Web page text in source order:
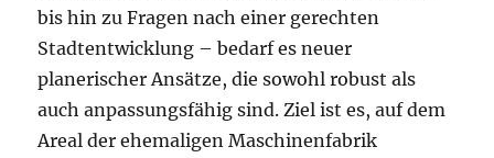
bis hin zu Fragen nach einer gerechten
Stadtentwicklung – bedarf es neuer
planerischer Ansätze, die sowohl robust als
auch anpassungsfähig sind. Ziel ist es, auf dem
Areal der ehemaligen Maschinenfabrik